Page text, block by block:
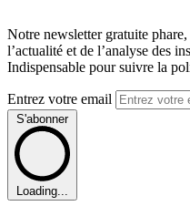
Notre newsletter gratuite
l’actualité et de l’analyse des
Indispensable pour suivre la
Entrez votre email
S'abonner
Loading...